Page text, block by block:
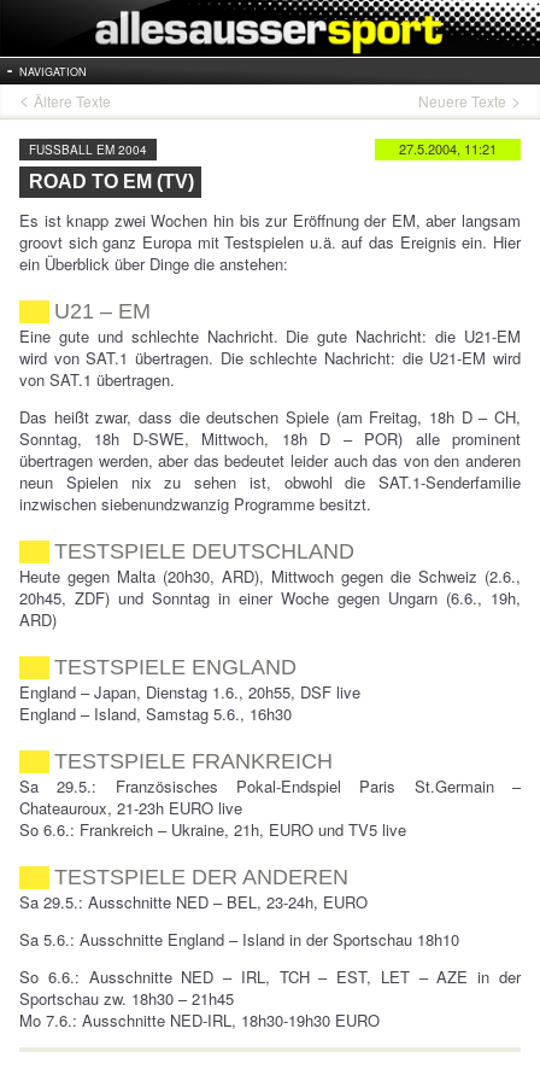
NAVIGATION
Ältere Texte Neuere Texte
27.5.2004, 11:21
FUSSBALL EM 2004
ROAD TO EM (TV)
Es ist knapp zwei Wochen hin bis zur Eröffnung der EM, aber langsam
groovt sich ganz Europa mit Testspielen u.ä. auf das Ereignis ein. Hier
ein Überblick über Dinge die anstehen:
U21 – EM
Eine gute und schlechte Nachricht. Die gute Nachricht: die U21-EM
wird von SAT.1 übertragen. Die schlechte Nachricht: die U21-EM wird
von SAT.1 übertragen.
Das heißt zwar, dass die deutschen Spiele (am Freitag, 18h D – CH,
Sonntag, 18h D-SWE, Mittwoch, 18h D – POR) alle prominent
übertragen werden, aber das bedeutet leider auch das von den anderen
neun Spielen nix zu sehen ist, obwohl die SAT.1-Senderfamilie
inzwischen siebenundzwanzig Programme besitzt.
TESTSPIELE DEUTSCHLAND
Heute gegen Malta (20h30, ARD), Mittwoch gegen die Schweiz (2.6.,
20h45, ZDF) und Sonntag in einer Woche gegen Ungarn (6.6., 19h,
ARD)
TESTSPIELE ENGLAND
England – Japan, Dienstag 1.6., 20h55, DSF live
England – Island, Samstag 5.6., 16h30
TESTSPIELE FRANKREICH
Sa 29.5.: Französisches Pokal-Endspiel Paris St.Germain –
Chateauroux, 21-23h EURO live
So 6.6.: Frankreich – Ukraine, 21h, EURO und TV5 live
TESTSPIELE DER ANDEREN
Sa 29.5.: Ausschnitte NED – BEL, 23-24h, EURO
Sa 5.6.: Ausschnitte England – Island in der Sportschau 18h10
So 6.6.: Ausschnitte NED – IRL, TCH – EST, LET – AZE in der
Sportschau zw. 18h30 – 21h45
Mo 7.6.: Ausschnitte NED-IRL, 18h30-19h30 EURO